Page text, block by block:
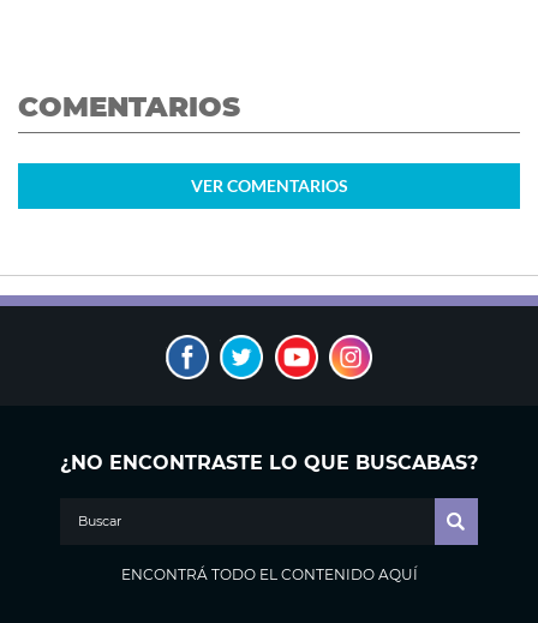
COMENTARIOS
VER COMENTARIOS
¿NO ENCONTRASTE LO QUE BUSCABAS?
ENCONTRÁ TODO EL CONTENIDO AQUÍ